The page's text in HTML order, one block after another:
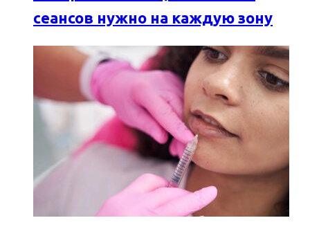
сеансов нужно на каждую зону